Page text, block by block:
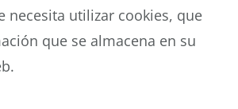
necesita utilizar cookies, que
que se almacena en su